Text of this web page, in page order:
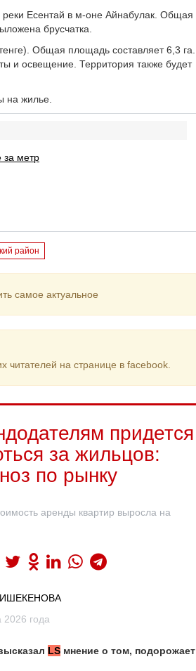
Есентай в м-оне Айнабулак. Общая
брусчатка.
Общая площадь составляет 6,3 га.
и освещение. Территория также будет
на жилье.
за метр
район
самое актуальное
на странице в facebook.
придется
за жильцов:
по рынку
аренды квартир выросла на
ИШЕКЕНОВА
2026 года
LS мнение о том, подорожает